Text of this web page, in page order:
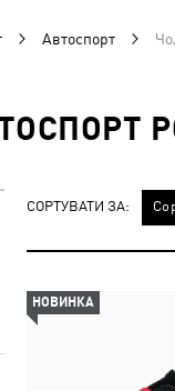
Автоспорт
СОРТУВАТИ ЗА:
НОВИНКА